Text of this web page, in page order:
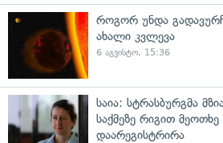
როგორ უნდა
ახალი კვლევა
6 აგვისტო, 15:36
საია: სტრასბურგმა
საქმეზე რიგით მეოთხე
დაარეგისტრირა